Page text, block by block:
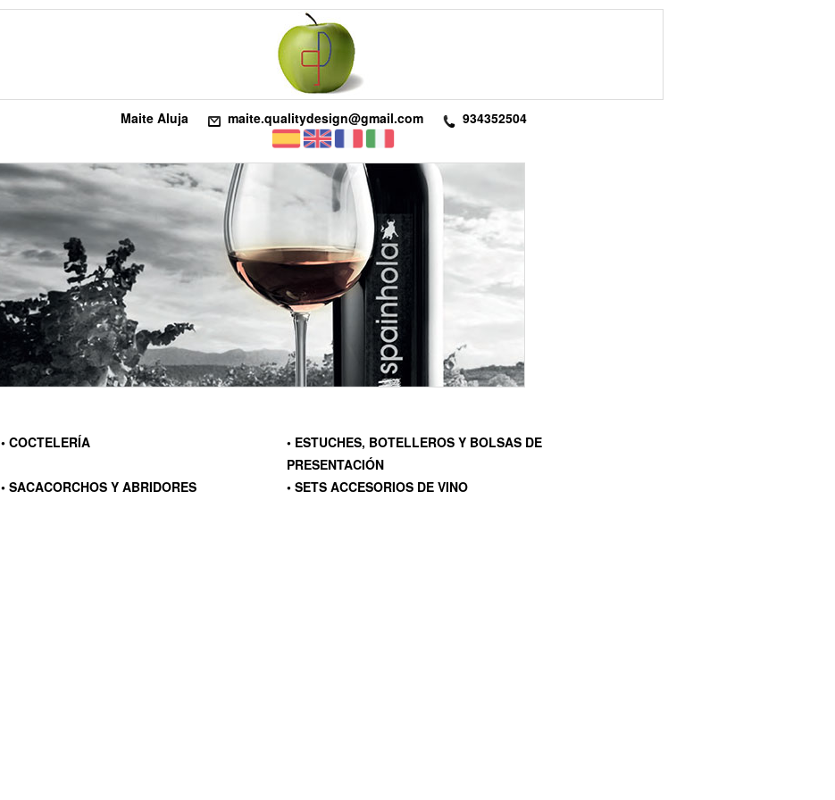
Maite Aluja maite.qualitydesign@gmail.com 934352504
• COCTELERÍA
• ESTUCHES, BOTELLEROS Y BOLSAS DE
PRESENTACIÓN
• SACACORCHOS Y ABRIDORES
• SETS ACCESORIOS DE VINO